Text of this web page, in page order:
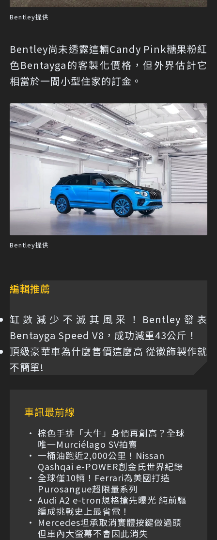
Bentley提供
Bentley尚未透露這輛Candy Pink糖果粉紅
色Bentayga的客製化價格，但外界估計它
相當於一間小型住家的訂金。
Bentley提供
編輯推薦
缸數減少不滅其風采！Bentley發表
Bentayga Speed V8，成功減重43公斤！
頂級豪華車為什麼售價這麼高 從徽飾製作就
不簡單!
車訊最前線
棕色手排「大牛」身價再創高？全球
唯一Murciélago SV拍賣
一桶油跑近2,000公里！Nissan
Qashqai e-POWER創金氏世界紀錄
全球僅10輛！Ferrari為美國打造
Purosangue超限量系列
Audi A2 e-tron規格搶先曝光 純前驅
編成挑戰史上最省電！
Mercedes坦承取消實體按鍵做過頭
但車內大螢幕不會因此消失